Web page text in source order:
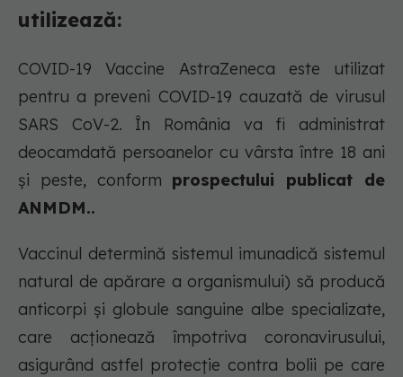
utilizează:
COVID-19 Vaccine AstraZeneca este utilizat
pentru a preveni COVID-19 cauzată de virusul
SARS CoV-2. În România va fi administrat
deocamdată persoanelor cu vârsta între 18 ani
și peste, conform prospectului publicat de
ANMDM..
Vaccinul determină sistemul imunadică sistemul
natural de apărare a organismului) să producă
anticorpi și globule sanguine albe specializate,
care acționează împotriva coronavirusului,
asigurând astfel protecție contra bolii pe care